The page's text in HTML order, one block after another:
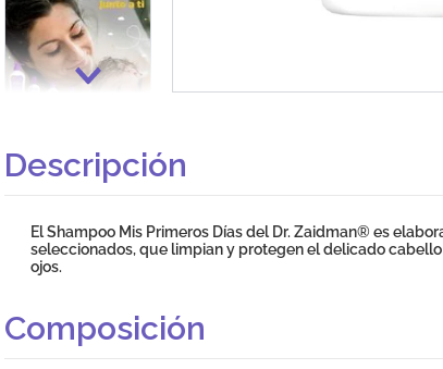
Descripción
El Shampoo Mis Primeros Días del Dr. Zaidman® es
seleccionados, que limpian y protegen el delicado
ojos.
Composición